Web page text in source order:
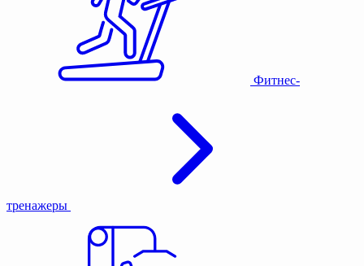
Фитнес-
тренажеры